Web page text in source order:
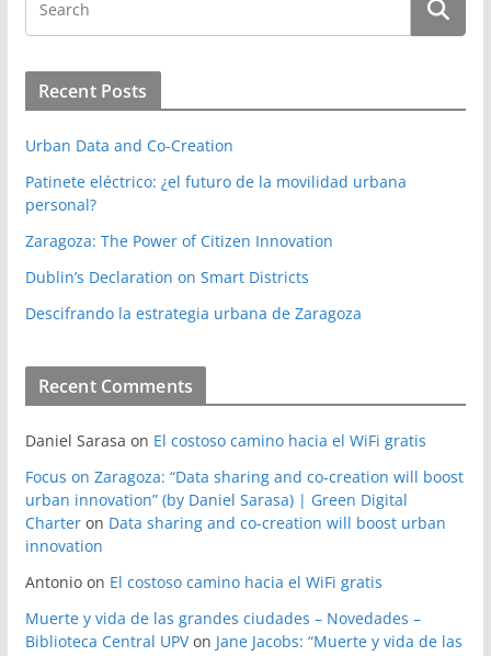
Recent Posts
Urban Data and Co-Creation
Patinete eléctrico: ¿el futuro de la movilidad urbana
personal?
Zaragoza: The Power of Citizen Innovation
Dublin’s Declaration on Smart Districts
Descifrando la estrategia urbana de Zaragoza
Recent Comments
Daniel Sarasa on El costoso camino hacia el WiFi gratis
Focus on Zaragoza: “Data sharing and co-creation will boost
urban innovation” (by Daniel Sarasa) | Green Digital
Charteron Data sharing and co-creation will boost urban
innovation
Antonioon El costoso camino hacia el WiFi gratis
Muerte y vida de las grandes ciudades – Novedades –
Biblioteca Central UPVon Jane Jacobs: “Muerte y vida de las